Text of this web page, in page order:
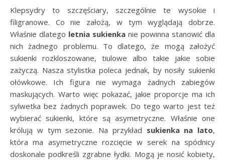
Klepsydry to szczęściary, szczególnie te wysokie i
filigranowe. Co nie założą, w tym wyglądają dobrze.
Właśnie dlatego letnia sukienka nie powinna stanowić dla
nich żadnego problemu. To dlatego, że mogą założyć
sukienki rozkloszowane, tiulowe albo takie jakie sobie
zażyczą. Nasza stylistka poleca jednak, by nosiły sukienki
ołówkowe. Ich figura nie wymaga żadnych zabiegów
maskujących. Warto więc pokazać, jakie proporcje ma ich
sylwetka bez żadnych poprawek. Do tego warto jest też
wybierać sukienki, które są asymetryczne. Właśnie one
królują w tym sezonie. Na przykład sukienka na lato,
która ma asymetryczne rozcięcie w serek na spódnicy
doskonale podkreśli zgrabne łydki. Mogą je nosić kobiety,